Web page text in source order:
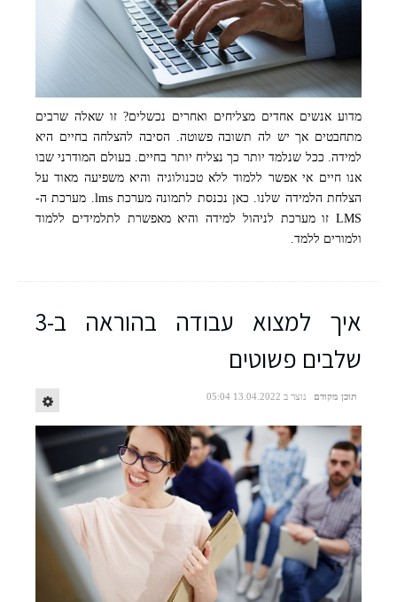
מדוע אנשים אחדים מצליחים ואחרים נכשלים? זו שאלה שרבים
מתחבטים אך יש לה תשובה פשוטה. הסיבה להצלחה בחיים היא
למידה. ככל שנלמד יותר כך נצליח יותר בחיים. בעולם המודרני שבו
אנו חיים אי אפשר ללמוד ללא טכנולוגיה והיא משפיעה מאוד על
הצלחת הלמידה שלנו. כאן נכנסת לתמונה מערכת lms. מערכת ה-
LMS זו מערכת לניהול למידה והיא מאפשרת לתלמידים ללמוד
ולמורים ללמד.
איך למצוא עבודה בהוראה ב-3
שלבים פשוטים
תוכן מקודם נוצר ב 13.04.2022 05:04